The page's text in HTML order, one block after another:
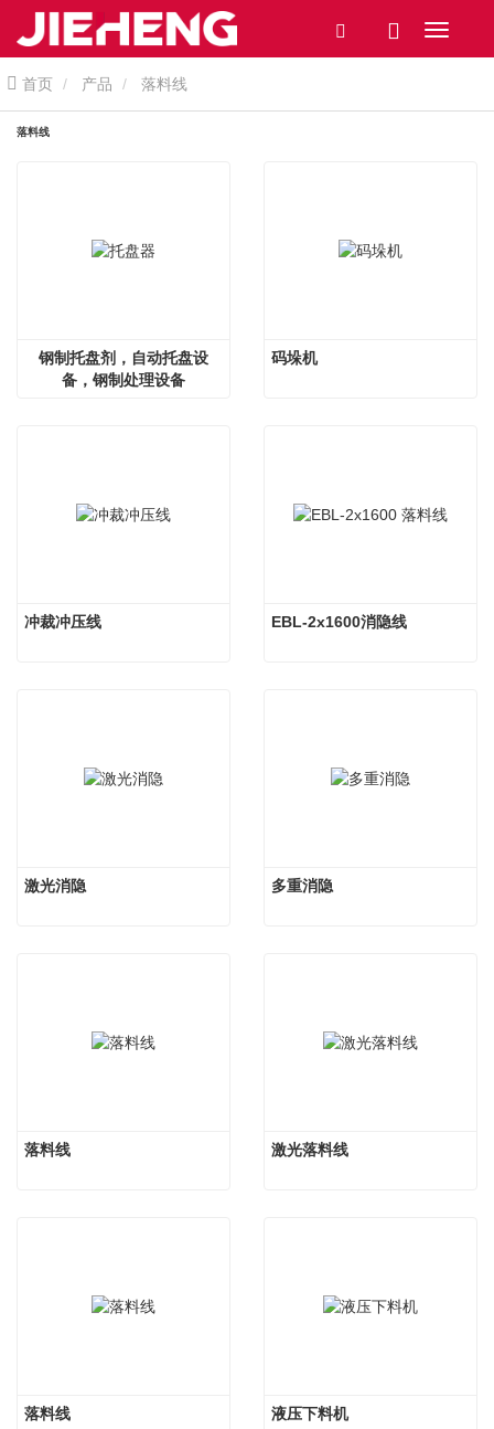
首页 产品 落料线
落料线
钢制托盘剂，自动托盘设
备，钢制处理设备
码垛机
冲裁冲压线 EBL-2x1600消隐线
激光消隐 多重消隐
落料线 激光落料线
落料线 液压下料机